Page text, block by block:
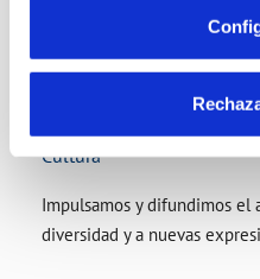
Cultura
Impulsamos y difundimos
diversidad y a nuevas